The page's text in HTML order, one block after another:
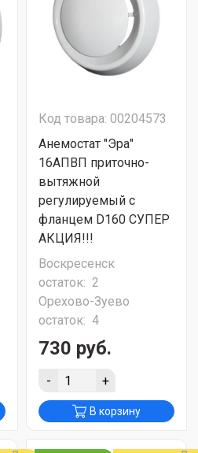
Код товара: 00204573
Анемостат "Эра"
16АПВП приточно-
вытяжной
регулируемый с
фланцем D160 СУПЕР
АКЦИЯ!!!
Воскресенск
остаток: 2
Орехово-Зуево
остаток: 4
730 руб.
- +
В корзину